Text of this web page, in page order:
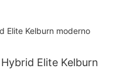
Elite Kelburn